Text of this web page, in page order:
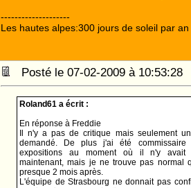
--------------------
Les hautes alpes:300 jours de soleil par an
Posté le 07-02-2009 à
Roland61 a écrit :
En réponse à Freddie
Il n'y a pas de critique mais seulement
demandé. De plus j'ai été
expositions au moment où il n'y avait
maintenant, mais je ne trouve pas normal
presque 2 mois après.
L'équipe de Strasbourg ne donnait pas